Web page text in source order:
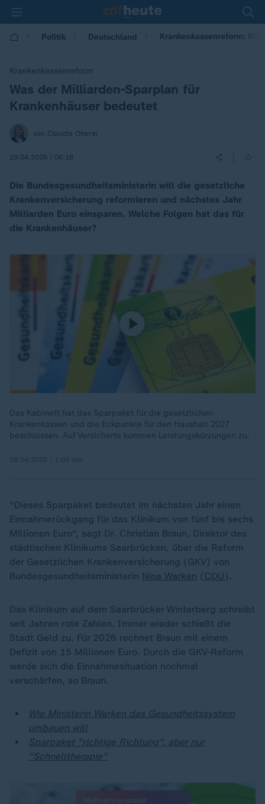
Politik Deutschland Krankenkassenreform:
Krankenkassenreform
:
Was der Milliarden-Sparplan für
Krankenhäuser bedeutet
von Claudia Oberst
29.04.2026 | 06:18
Die Bundesgesundheitsministerin will die gesetzliche
Krankenversicherung reformieren und nächstes Jahr
Milliarden Euro einsparen. Welche Folgen hat das für
die Krankenhäuser?
Das Kabinett hat das Sparpaket für die gesetzlichen
Krankenkassen und die Eckpunkte für den Haushalt 2027
beschlossen. Auf Versicherte kommen Leistungskürzungen zu.
"Dieses Sparpaket bedeutet im nächsten Jahr einen
Einnahmerückgang für das Klinikum von fünf bis sechs
Millionen Euro", sagt Dr. Christian Braun, Direktor des
städtischen Klinikums Saarbrücken, über die Reform
der Gesetzlichen Krankenversicherung (GKV) von
Bundesgesundheitsministerin Nina Warken (CDU ).
Das Klinikum auf dem Saarbrücker Winterberg schreibt
seit Jahren rote Zahlen. Immer wieder schießt die
Stadt Geld zu. Für 2026 rechnet Braun mit einem
Defizit von 15 Millionen Euro. Durch die GKV-Reform
werde sich die Einnahmesituation nochmal
verschärfen, so Braun.
Wie Ministerin Warken das Gesundheitssystem
umbauen will
Sparpaket "richtige Richtung", aber nur
"Schnelltherapie"